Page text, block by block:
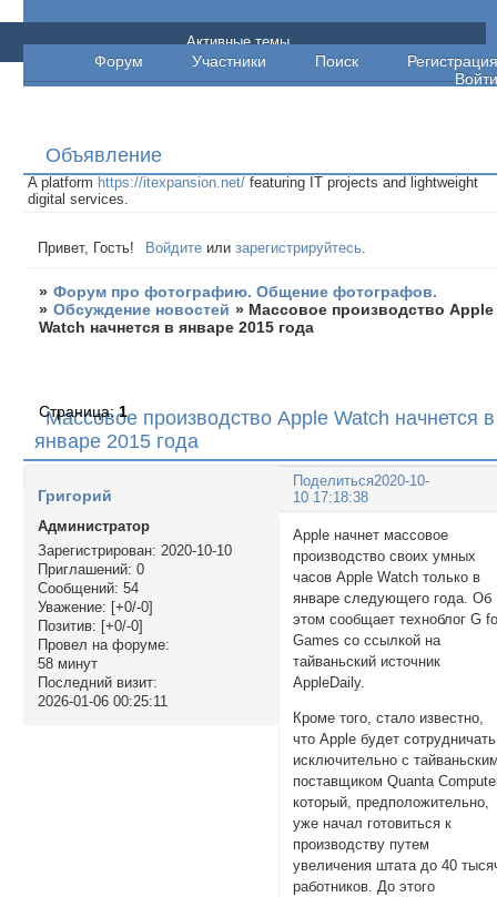
Форум про фотографию. Общение
фотографов.
Форум Участники Поиск
Регистрация
Войти
Активные темы
Объявление
A platform https://itexpansion.net/ featuring IT projects and lightweight
digital services.
Привет, Гость! Войдите илизарегистрируйтесь
» Форум про фотографию. Общение фотографов.
» Обсуждение новостей » Массовое производство Apple
Watch начнется в январе 2015 года
Массовое производство Apple Watch начнется в
январе 2015 года
Страница:1
Поделиться2020-10-
10 17:18:38
Григорий
Администратор
Зарегистрирован: 2020-10-10
Приглашений: 0
Сообщений: 54
Уважение: [+0/-0]
Позитив: [+0/-0]
Провел на форуме:
58 минут
Последний визит:
2026-01-06 00:25:11
Apple начнет массовое
производство своих умных
часов Apple Watch только в
январе следующего года. Об
этом сообщает техноблог G
Games со ссылкой на
тайваньский источник
AppleDaily.
Кроме того, стало известно,
что Apple будет сотрудничать
исключительно с
поставщиком Quanta
который, предположительно,
уже начал готовиться к
производству путем
увеличения штата до 40
работников. До этого